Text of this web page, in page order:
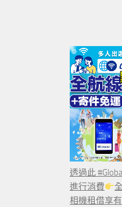
透過此
進行消費
相機租借享